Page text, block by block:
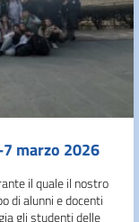
marzo 2026
il quale il nostro
di alunni e docenti
gli studenti delle